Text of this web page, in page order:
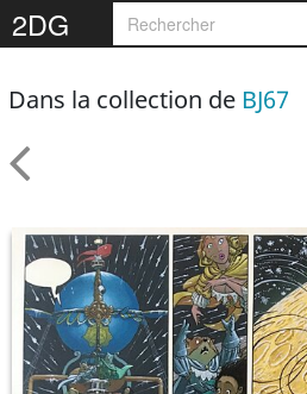
2DG
Dans la collection de BJ67